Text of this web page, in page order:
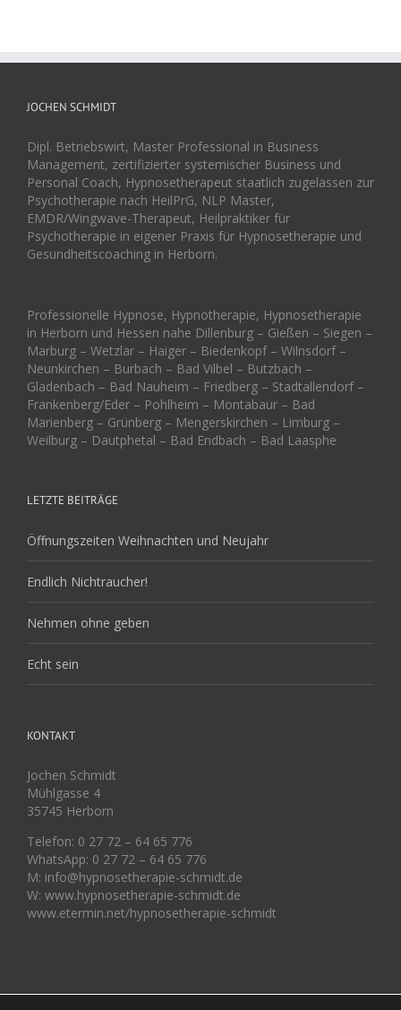
JOCHEN SCHMIDT
Dipl. Betriebswirt, Master Professional in Business
Management, zertifizierter systemischer Business und
Personal Coach, Hypnosetherapeut staatlich zugelassen zur
Psychotherapie nach HeilPrG, NLP Master,
EMDR/Wingwave-Therapeut, Heilpraktiker für
Psychotherapie in eigener Praxis für Hypnosetherapie und
Gesundheitscoaching in Herborn.
Professionelle Hypnose, Hypnotherapie, Hypnosetherapie
in Herborn und Hessen nahe Dillenburg – Gießen – Siegen –
Marburg – Wetzlar – Haiger – Biedenkopf – Wilnsdorf –
Neunkirchen – Burbach – Bad Vilbel – Butzbach –
Gladenbach – Bad Nauheim – Friedberg – Stadtallendorf –
Frankenberg/Eder – Pohlheim – Montabaur – Bad
Marienberg – Grünberg – Mengerskirchen – Limburg –
Weilburg – Dautphetal – Bad Endbach – Bad Laasphe
LETZTE BEITRÄGE
Öffnungszeiten Weihnachten und Neujahr
Endlich Nichtraucher!
Nehmen ohne geben
Echt sein
KONTAKT
Jochen Schmidt
Mühlgasse 4
35745 Herborn
Telefon: 0 27 72 – 64 65 776
WhatsApp: 0 27 72 – 64 65 776
M: info@hypnosetherapie-schmidt.de
W: www.hypnosetherapie-schmidt.de
www.etermin.net/hypnosetherapie-schmidt